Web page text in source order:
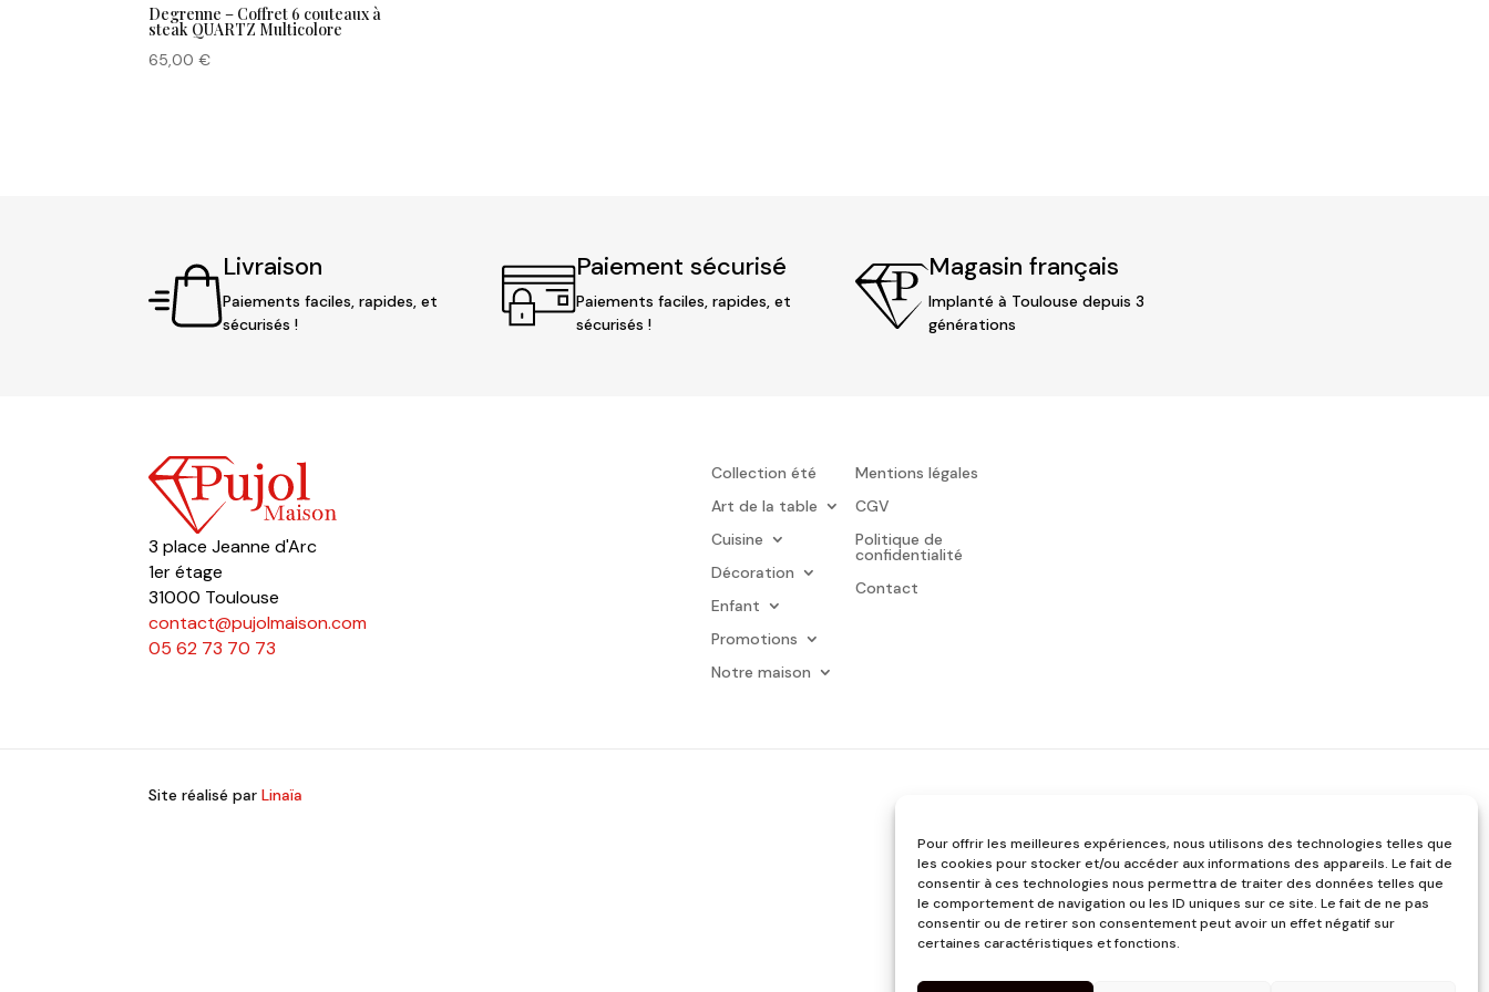
Pour offrir les meilleures expériences, nous utilisons des technologies telles que
les cookies pour stocker et/ou accéder aux informations des appareils. Le fait de
consentir à ces technologies nous permettra de traiter des données telles que
le comportement de navigation ou les ID uniques sur ce site. Le fait de ne pas
consentir ou de retirer son consentement peut avoir un effet négatif sur
certaines caractéristiques et fonctions.
Degrenne – Coffret 6 couteaux à
steak QUARTZ Multicolore
65,00€
Livraison
Paiements faciles, rapides, et
sécurisés !
Paiement sécurisé
Paiements faciles, rapides, et
sécurisés !
Magasin français
Implanté à Toulouse depuis 3
générations
3 place Jeanne d'Arc
1er étage
31000 Toulouse
contact@pujolmaison.com
05 62 73 70 73
Collection été
Art de la table
Cuisine
Décoration
Enfant
Promotions
Notre maison
Mentions légales
CGV
Politique de
confidentialité
Contact
Site réalisé parLinaïa